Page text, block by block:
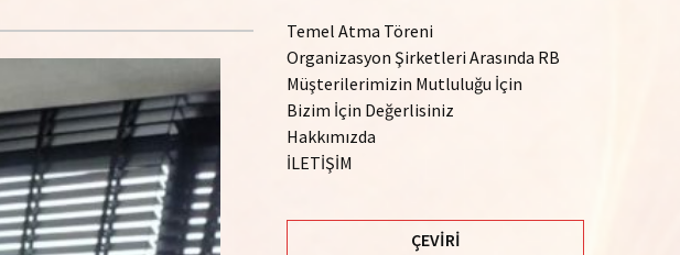
Temel Atma Töreni
Organizasyon Şirketleri Arasında RB
Müşterilerimizin Mutluluğu İçin
Bizim İçin Değerlisiniz
Hakkımızda
İLETİŞİM
ÇEVIRI